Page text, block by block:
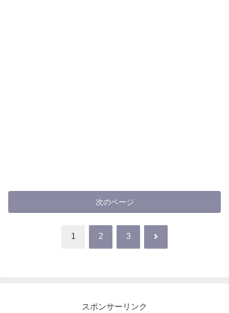
次のページ
1 2 3 次
スポンサーリンク